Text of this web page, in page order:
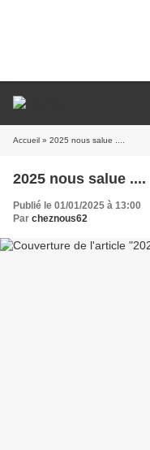
Accueil » 2025 nous salue ....
2025 nous salue ....
Publié le 01/01/2025 à 13:00
Par cheznous62